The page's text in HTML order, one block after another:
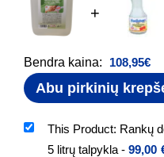
+
Bendra kaina: 108,95€
Abu pirkinių
This Product: Rankų
5 litrų talpykla - 99,00